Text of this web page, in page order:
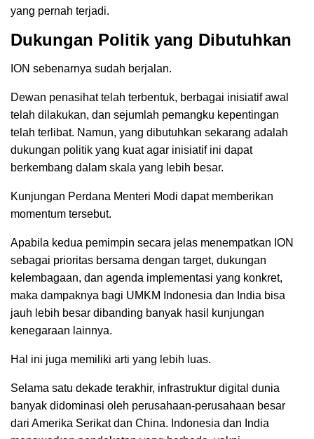
yang pernah terjadi.
Dukungan Politik yang Dibutuhkan
ION sebenarnya sudah berjalan.
Dewan penasihat telah terbentuk, berbagai inisiatif awal
telah dilakukan, dan sejumlah pemangku kepentingan
telah terlibat. Namun, yang dibutuhkan sekarang adalah
dukungan politik yang kuat agar inisiatif ini dapat
berkembang dalam skala yang lebih besar.
Kunjungan Perdana Menteri Modi dapat memberikan
momentum tersebut.
Apabila kedua pemimpin secara jelas menempatkan ION
sebagai prioritas bersama dengan target, dukungan
kelembagaan, dan agenda implementasi yang konkret,
maka dampaknya bagi UMKM Indonesia dan India bisa
jauh lebih besar dibanding banyak hasil kunjungan
kenegaraan lainnya.
Hal ini juga memiliki arti yang lebih luas.
Selama satu dekade terakhir, infrastruktur digital dunia
banyak didominasi oleh perusahaan-perusahaan besar
dari Amerika Serikat dan China. Indonesia dan India